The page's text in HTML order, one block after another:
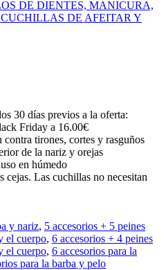
DE DIENTES, MANICURA,
DE AFEITAR Y
30 días previos a la oferta:
Friday a 16.00€
tirones, cortes y rasguños
de la nariz y orejas
en húmedo
cejas. Las cuchillas no necesitan
y nariz, 5 accesorios + 5 peines
el cuerpo, 6 accesorios + 4 peines
el cuerpo, 6 accesorios para la
para la barba y pelo